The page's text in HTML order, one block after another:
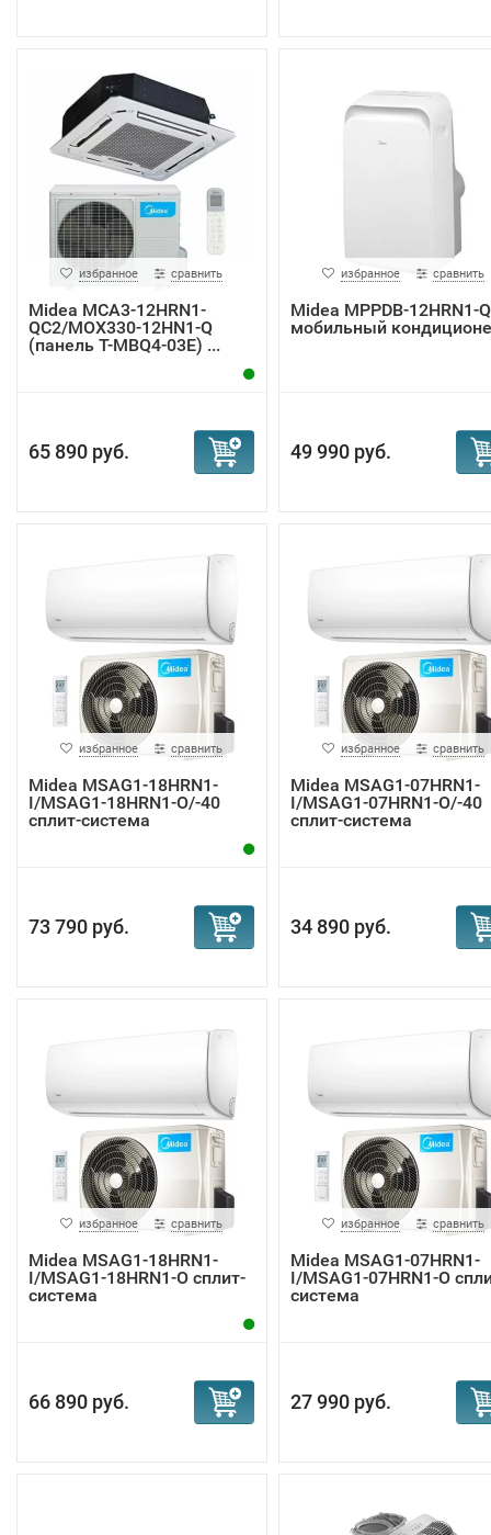
избранное сравнить
Midea MCA3-12HRN1-
QC2/MOX330-12HN1-Q
(панель T-MBQ4-03E) ...
65 890 руб.
избранное сравнить
Midea MPPDB-12HRN1-Q
мобильный
49 990 руб.
избранное сравнить
Midea MSAG1-18HRN1-
I/MSAG1-18HRN1-O/-40
сплит-система
73 790 руб.
избранное сравнить
Midea MSAG1-07HRN1-
I/MSAG1-07HRN1-O/-40
сплит-система
34 890 руб.
избранное сравнить
Midea MSAG1-18HRN1-
I/MSAG1-18HRN1-O сплит-
система
66 890 руб.
избранное сравнить
Midea MSAG1-07HRN1-
I/MSAG1-07HRN1-O
система
27 990 руб.